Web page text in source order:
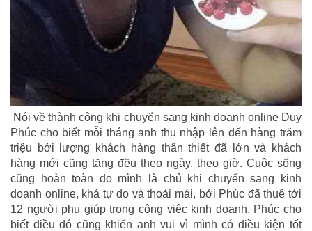
Nói về thành công khi chuyển sang kinh doanh online Duy
Phúc cho biết mỗi tháng anh thu nhập lên đến hàng trăm
triệu bởi lượng khách hàng thân thiết đã lớn và khách
hàng mới cũng tăng đều theo ngày, theo giờ. Cuộc sống
cũng hoàn toàn do mình là chủ khi chuyển sang kinh
doanh online, khá tự do và thoải mái, bởi Phúc đã thuê tới
12 người phụ giúp trong công việc kinh doanh. Phúc cho
biết điều đó cũng khiến anh vui vì mình có điều kiện tốt